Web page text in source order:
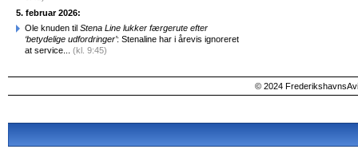
5. februar 2026:
Ole knuden til Stena Line lukker færgerute efter
‘betydelige udfordringer’: Stenaline har i årevis ignoreret
at service... (kl. 9:45)
© 2024